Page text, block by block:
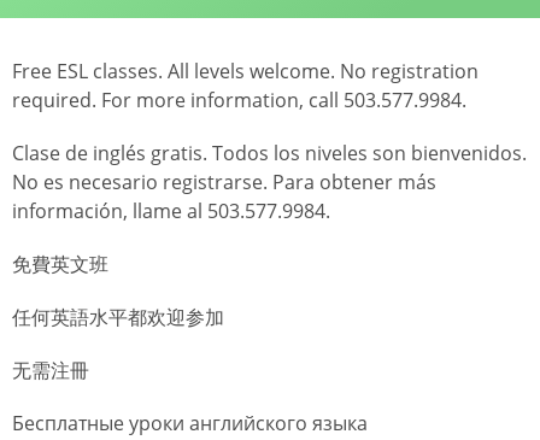
Free ESL classes. All levels welcome. No registration
required. For more information, call 503.577.9984.
Clase de inglés gratis. Todos los niveles son bienvenidos.
No es necesario registrarse. Para obtener más
información, llame al 503.577.9984.
免費英文班
任何英語水平都欢迎参加
无需注冊
Бесплатные уроки английского языка